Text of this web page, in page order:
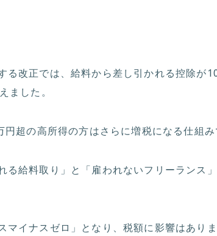
る改正では、給料から差し引かれる控除が
ました。
超の高所得の方はさらに増税になる仕組み
る給料取り」と「雇われないフリーランス
マイナスゼロ」となり、税額に影響はありま